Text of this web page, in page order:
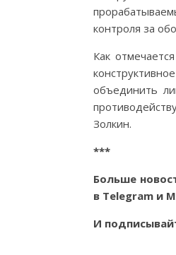
контроля за
Как
объединить
Золкин.
***
Больше
в Telegram и
И